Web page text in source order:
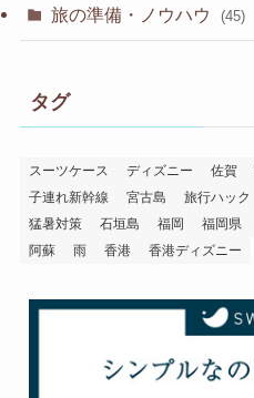
旅の準備・ノウハウ (45)
タグ
スーツケース ディズニー 佐賀
子連れ新幹線
宮古島 旅行ハック
猛暑対策
石垣島 福岡 福岡県
阿蘇
雨 香港 香港ディズニー